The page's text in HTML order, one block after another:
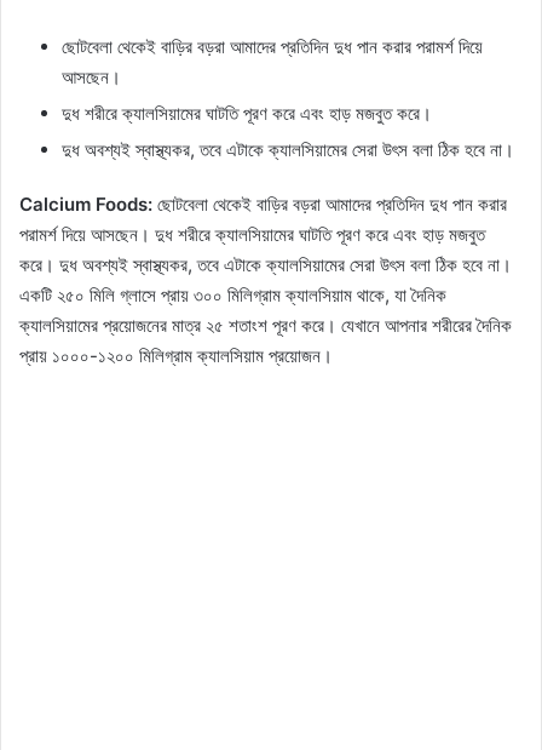
ছোটবেলা থেকেই বাড়ির বড়রা আমাদের প্রতিদিন দুধ পান করার পরামর্শ দিয়ে
আসছেন।
দুধ শরীরে ক্যালসিয়ামের ঘাটতি পূরণ করে এবং হাড় মজবুত করে।
দুধ অবশ্যই স্বাস্থ্যকর, তবে এটাকে ক্যালসিয়ামের সেরা উৎস বলা ঠিক হবে না।
Calcium Foods: ছোটবেলা থেকেই বাড়ির বড়রা আমাদের প্রতিদিন দুধ পান করার
পরামর্শ দিয়ে আসছেন। দুধ শরীরে ক্যালসিয়ামের ঘাটতি পূরণ করে এবং হাড় মজবুত
করে। দুধ অবশ্যই স্বাস্থ্যকর, তবে এটাকে ক্যালসিয়ামের সেরা উৎস বলা ঠিক হবে না।
একটি ২৫০ মিলি গ্লাসে প্রায় ৩০০ মিলিগ্রাম ক্যালসিয়াম থাকে, যা দৈনিক
ক্যালসিয়ামের প্রয়োজনের মাত্র ২৫ শতাংশ পূরণ করে। যেখানে আপনার শরীরের দৈনিক
প্রায় ১০০০-১২০০ মিলিগ্রাম ক্যালসিয়াম প্রয়োজন।